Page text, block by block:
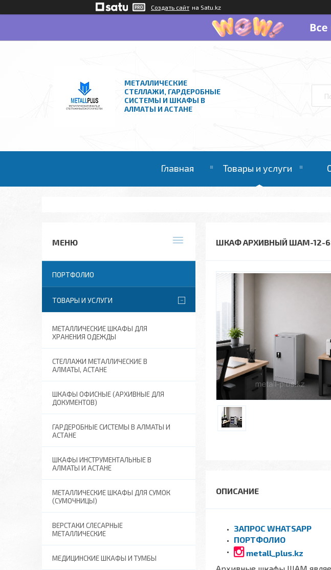
Создать сайт на Satu.kz
МЕТАЛЛИЧЕСКИЕ
СТЕЛЛАЖИ, ГАРДЕРОБНЫЕ
СИСТЕМЫ И ШКАФЫ В
АЛМАТЫ И АСТАНЕ
Главная Товары и услуги
ШКАФ АРХИВНЫЙ ШАМ-12-
ЗАПРОС WHATSAPP
ПОРТФОЛИО
metall_plus.kz
ПОРТФОЛИО
ТОВАРЫ И УСЛУГИ
МЕТАЛЛИЧЕСКИЕ ШКАФЫ ДЛЯ
ХРАНЕНИЯ ОДЕЖДЫ
СТЕЛЛАЖИ МЕТАЛЛИЧЕСКИЕ В
АЛМАТЫ, АСТАНЕ
ШКАФЫ ОФИСНЫЕ (АРХИВНЫЕ ДЛЯ
ДОКУМЕНТОВ)
ГАРДЕРОБНЫЕ СИСТЕМЫ В АЛМАТЫ И
АСТАНЕ
ШКАФЫ ИНСТРУМЕНТАЛЬНЫЕ В
АЛМАТЫ И АСТАНЕ
МЕТАЛЛИЧЕСКИЕ ШКАФЫ ДЛЯ СУМОК
(СУМОЧНИЦЫ)
ВЕРСТАКИ СЛЕСАРНЫЕ
МЕТАЛЛИЧЕСКИЕ
МЕДИЦИНСКИЕ ШКАФЫ И ТУМБЫ